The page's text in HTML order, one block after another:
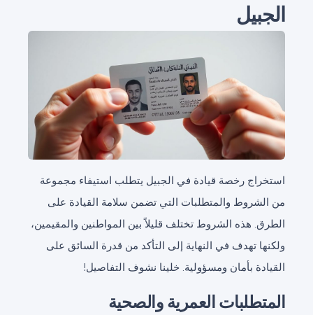
الجبيل
استخراج رخصة قيادة في الجبيل يتطلب استيفاء مجموعة
من الشروط والمتطلبات التي تضمن سلامة القيادة على
الطرق. هذه الشروط تختلف قليلاً بين المواطنين والمقيمين،
ولكنها تهدف في النهاية إلى التأكد من قدرة السائق على
القيادة بأمان ومسؤولية. خلينا نشوف التفاصيل!
المتطلبات العمرية والصحية